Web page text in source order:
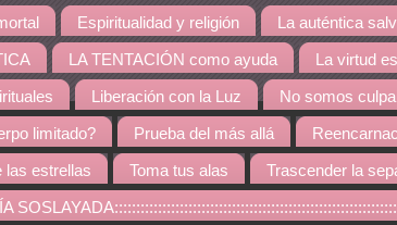
Espiritualidad y religión La auténtica
LA TENTACIÓN como ayuda La virtud
Liberación con la Luz No somos
limitado? Prueba del más allá
las estrellas Toma tus alas Trascender la